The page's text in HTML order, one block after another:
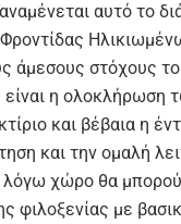
αυτό το
άμεσους στόχους
η ολοκλήρωση
και βέβαια η
και την ομαλή
χώρο θα
φιλοξενίας με